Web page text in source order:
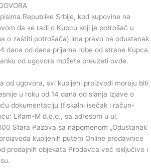
Republike Srbije, kod kupovine na
da se radi o Kupcu koji je potrošač u
o zaštiti potrošača) ima pravo na odustanak
dana od dana prijema robe od strane Kupca.
od ugovora možete preuzeti ovde.
od ugovora, svi kupljeni proizvodi moraju biti
u roku od 14 dana od slanja izjave o
dokumentaciju (fiskalni isečak i račun-
Lifam-M d.o.o., sa adresom u ul.
Stara Pazova sa napomenom „Odustanak
kupljenih putem Online prodavnice
prodajnih objekata Prodavca već isključivo i